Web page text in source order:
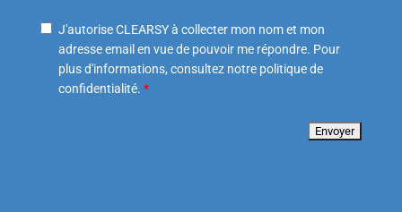
J'autorise CLEARSY à collecter mon nom et mon
adresse email en vue de pouvoir me répondre. Pour
plus d'informations, consultez notre politique de
confidentialité. *